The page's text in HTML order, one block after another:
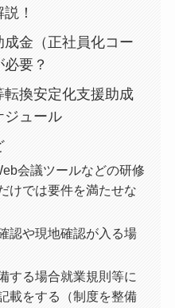
！
成金（正社員化コー
要？
転換安定化支援助成
ジュール
会議ツールなどの研修
けでは要件を満たせな
認や現地確認が入る場
する場合就業規則等に
載をする（制度を整備